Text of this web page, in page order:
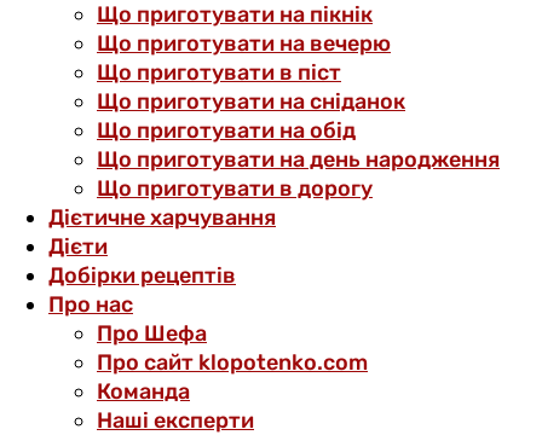
Що приготувати на пікнік
Що приготувати на вечерю
Що приготувати в піст
Що приготувати на сніданок
Що приготувати на обід
Що приготувати на день народження
Що приготувати в дорогу
Дієтичне харчування
Дієти
Добірки рецептів
Про нас
Про Шефа
Про сайт klopotenko.com
Команда
Наші експерти